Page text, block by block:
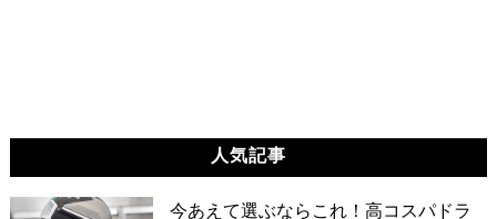
人気記事
今あえて選ぶならこれ！高コスパドラ